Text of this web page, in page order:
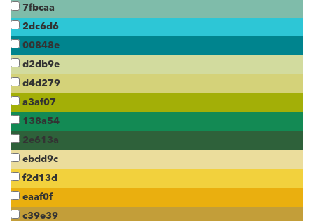
7fbcaa
2dc6d6
00848e
d2db9e
d4d279
a3af07
138a54
2e613a
ebdd9c
f2d13d
eaaf0f
c39e39